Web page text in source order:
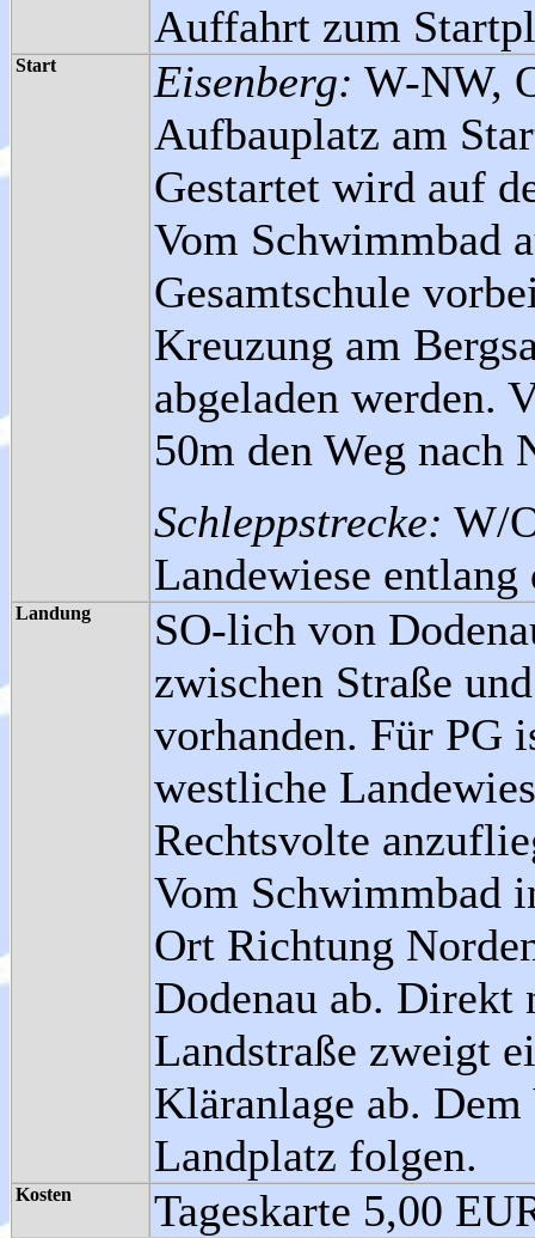
Auffahrt zum
Start Eisenberg: W-NW,
Aufbauplatz am
Gestartet wird auf
Vom Schwimmbad
Gesamtschule
Kreuzung am
abgeladen werden.
50m den Weg nach
Schleppstrecke: W/
Landewiese entlang
Landung
SO-lich von
zwischen Straße
vorhanden. Für PG
westliche
Rechtsvolte
Vom Schwimmbad
Ort Richtung
Dodenau ab. Direkt
Landstraße zweigt
Kläranlage ab.
Landplatz folgen.
Kosten Tageskarte 5,00